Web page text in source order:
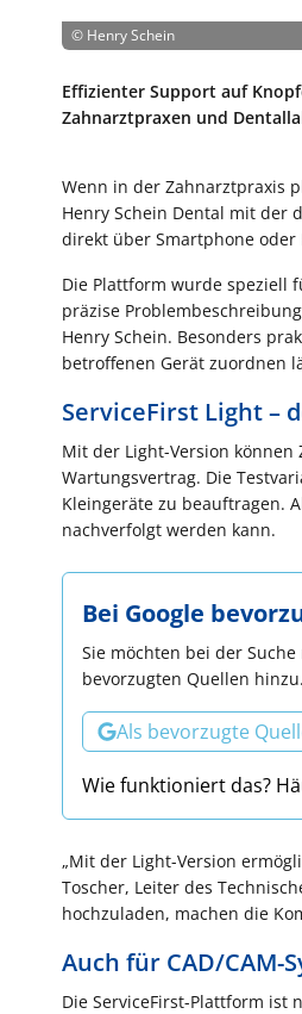
© Henry Schein
Effizienter Support auf
Zahnarztpraxen und
Wenn in der Zahnarztpraxis
Henry Schein Dental mit der
direkt über Smartphone oder
Die Plattform wurde speziell
präzise
Henry Schein. Besonders
betroffenen Gerät zuordnen
ServiceFirst Light –
Mit der Light-Version
Wartungsvertrag. Die
Kleingeräte zu beauftragen.
nachverfolgt werden kann.
Bei Google
Sie möchten bei der
bevorzugten Quellen hinzu.
Als bevorzugte
Wie funktioniert das?
„Mit der Light-Version
Toscher, Leiter des
hochzuladen, machen die
Auch für CAD/CAM-
Die ServiceFirst-Plattform ist